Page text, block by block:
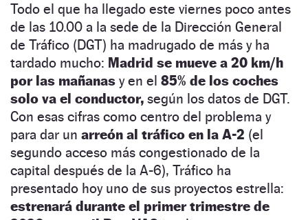
Todo el que ha llegado este viernes poco antes
de las 10.00 a la sede de la Dirección General
de Tráfico (DGT) ha madrugado de más y ha
tardado mucho: Madrid se mueve a 20 km/h
por las mañanas y en el 85% de los coches
solo va el conductor, según los datos de DGT.
Con esas cifras como centro del problema y
para dar un arreón al tráfico en la A-2 (el
segundo acceso más congestionado de la
capital después de la A-6), Tráfico ha
presentado hoy uno de sus proyectos estrella:
estrenará durante el primer trimestre de